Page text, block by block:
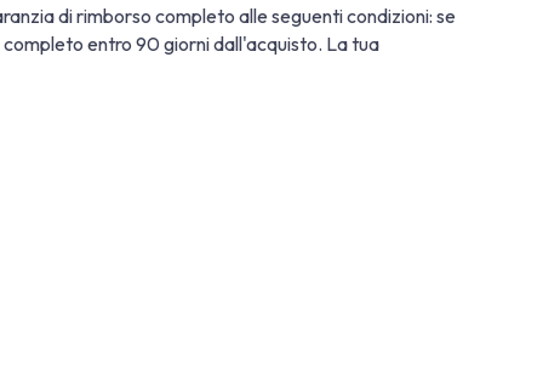
di rimborso completo alle seguenti condizioni: se
entro 90 giorni dall'acquisto. La tua